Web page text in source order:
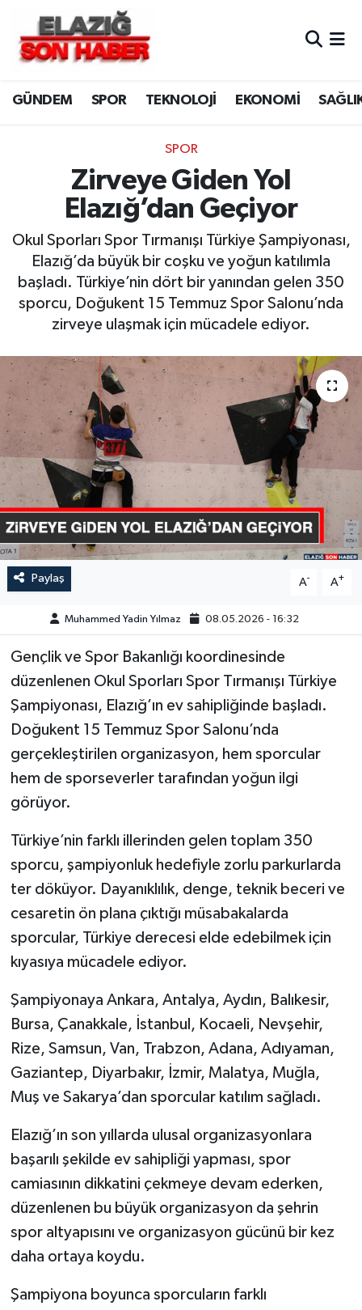
GÜNDEM SPOR TEKNOLOJİ EKONOMİ
SPOR
Zirveye Giden Yol
Elazığ’dan Geçiyor
Okul Sporları Spor Tırmanışı Türkiye Şampiyonası,
Elazığ’da büyük bir coşku ve yoğun katılımla
başladı. Türkiye’nin dört bir yanından gelen 350
sporcu, Doğukent 15 Temmuz Spor Salonu’nda
zirveye ulaşmak için mücadele ediyor.
Paylaş A- A+
Muhammed Yadin Yılmaz 08.05.2026 - 16:32
Gençlik ve Spor Bakanlığı koordinesinde
düzenlenen Okul Sporları Spor Tırmanışı Türkiye
Şampiyonası, Elazığ’ın ev sahipliğinde başladı.
Doğukent 15 Temmuz Spor Salonu’nda
gerçekleştirilen organizasyon, hem sporcular
hem de sporseverler tarafından yoğun ilgi
görüyor.
Türkiye’nin farklı illerinden gelen toplam 350
sporcu, şampiyonluk hedefiyle zorlu parkurlarda
ter döküyor. Dayanıklılık, denge, teknik beceri ve
cesaretin ön plana çıktığı müsabakalarda
sporcular, Türkiye derecesi elde edebilmek için
kıyasıya mücadele ediyor.
Şampiyonaya Ankara, Antalya, Aydın, Balıkesir,
Bursa, Çanakkale, İstanbul, Kocaeli, Nevşehir,
Rize, Samsun, Van, Trabzon, Adana, Adıyaman,
Gaziantep, Diyarbakır, İzmir, Malatya, Muğla,
Muş ve Sakarya’dan sporcular katılım sağladı.
Elazığ’ın son yıllarda ulusal organizasyonlara
başarılı şekilde ev sahipliği yapması, spor
camiasının dikkatini çekmeye devam ederken,
düzenlenen bu büyük organizasyon da şehrin
spor altyapısını ve organizasyon gücünü bir kez
daha ortaya koydu.
Şampiyona boyunca sporcuların farklı
CANLI YAYIN
ASAYİŞ
BİLİM VE TEKNOLOJİ
DÜNYA
EKONOMİ
ELAZIĞ
GÜNDEM
HABERDE İNSAN
KÜLTÜR-SANAT
MAGAZİN
MEDYA
POLİTİKA
SAĞLIK
SİYASET
SPOR
TEKNOLOJİ
YAŞAM
Merkez Hava Durumu
Merkez Trafik Yoğunluk Haritası
Süper Lig Puan Durumu ve Fikstür
Tüm Manşetler
Son Dakika Haberleri
Haber Arşivi